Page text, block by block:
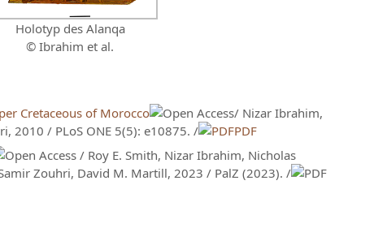
Holotyp des Alanqa
© Ibrahim et al.
Cretaceous of Morocco
/ Nizar Ibrahim,
2010 / PLoS ONE 5(5): e10875. /
PDF
/ Roy E. Smith, Nizar Ibrahim, Nicholas
Zouhri, David M. Martill, 2023 / PalZ (2023). /